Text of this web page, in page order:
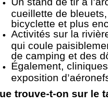
cueillette de
bicyclette et plus
Activités sur la
qui coule
de camping et des
Également,
exposition
trouve-t-on sur le